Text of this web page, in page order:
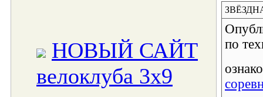
НОВЫЙ САЙТ
велоклуба 3x9
по